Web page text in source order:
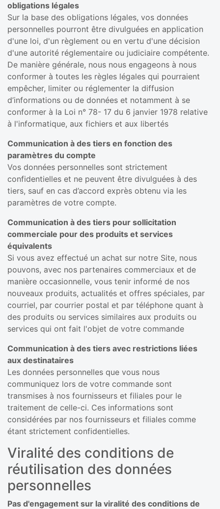
obligations légales
Sur la base des obligations légales, vos données
personnelles pourront être divulguées en application
d'une loi, d'un règlement ou en vertu d'une décision
d'une autorité réglementaire ou judiciaire compétente.
De manière générale, nous nous engageons à nous
conformer à toutes les règles légales qui pourraient
empêcher, limiter ou réglementer la diffusion
d’informations ou de données et notamment à se
conformer à la Loi n° 78- 17 du 6 janvier 1978 relative
à l'informatique, aux fichiers et aux libertés
Communication à des tiers en fonction des
paramètres du compte
Vos données personnelles sont strictement
confidentielles et ne peuvent être divulguées à des
tiers, sauf en cas d’accord exprès obtenu via les
paramètres de votre compte.
Communication à des tiers pour sollicitation
commerciale pour des produits et services
équivalents
Si vous avez effectué un achat sur notre Site, nous
pouvons, avec nos partenaires commerciaux et de
manière occasionnelle, vous tenir informé de nos
nouveaux produits, actualités et offres spéciales, par
courriel, par courrier postal et par téléphone quant à
des produits ou services similaires aux produits ou
services qui ont fait l'objet de votre commande
Communication à des tiers avec restrictions liées
aux destinataires
Les données personnelles que vous nous
communiquez lors de votre commande sont
transmises à nos fournisseurs et filiales pour le
traitement de celle-ci. Ces informations sont
considérées par nos fournisseurs et filiales comme
étant strictement confidentielles.
Viralité des conditions de
réutilisation des données
personnelles
Pas d'engagement sur la viralité des conditions de